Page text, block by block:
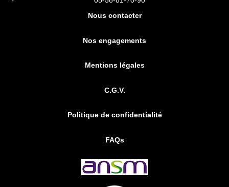
Nous contacter
Nos engagements
Mentions légales
C.G.V.
Politique de confidentialité
FAQs